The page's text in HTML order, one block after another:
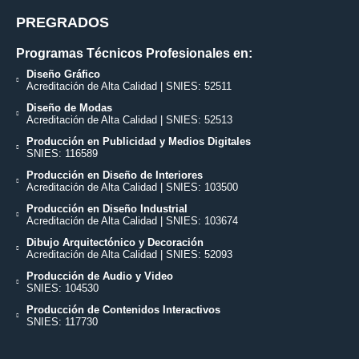
PREGRADOS
Programas Técnicos Profesionales en:
Diseño Gráfico
Acreditación de Alta Calidad | SNIES: 52511
Diseño de Modas
Acreditación de Alta Calidad | SNIES: 52513
Producción en Publicidad y Medios Digitales
SNIES: 116589
Producción en Diseño de Interiores
Acreditación de Alta Calidad | SNIES: 103500
Producción en Diseño Industrial
Acreditación de Alta Calidad | SNIES: 103674
Dibujo Arquitectónico y Decoración
Acreditación de Alta Calidad | SNIES: 52093
Producción de Audio y Video
SNIES: 104530
Producción de Contenidos Interactivos
SNIES: 117730